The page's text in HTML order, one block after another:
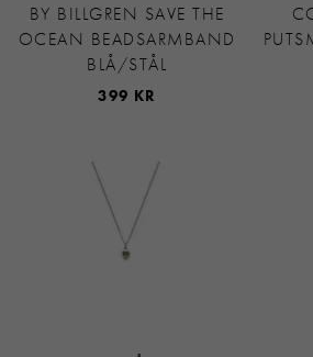
BY BILLGREN SAVE THE
OCEAN BEADSARMBAND
BLÅ/STÅL
399 KR